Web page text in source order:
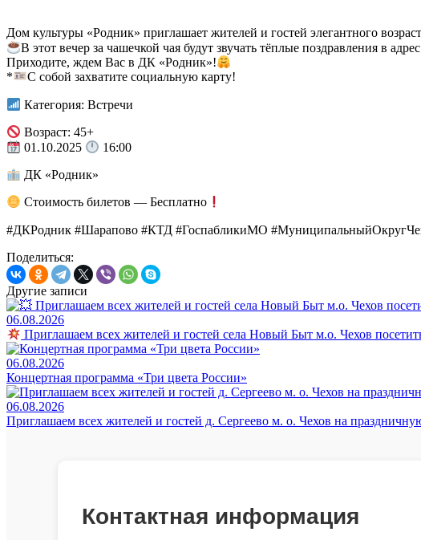
Дом культуры «Родник» приглашает жителей и гостей элегантного
В этот вечер за чашечкой чая будут звучать тёплые поздравления в
Приходите, ждем Вас в ДК «Родник»!
*
С собой захватите социальную карту!
Категория: Встречи
Возраст: 45+
01.10.2025
16:00
ДК «Родник»
Стоимость билетов — Бесплатно
#ДКРодник #Шарапово #КТД #ГоспабликиМО
Поделиться:
Другие записи
06.08.2026
Приглашаем всех жителей и гостей села Новый Быт м.о. Чехов
06.08.2026
Концертная программа «Три цвета России»
06.08.2026
Приглашаем всех жителей и гостей д. Сергеево м. о. Чехов на
Контактная информация